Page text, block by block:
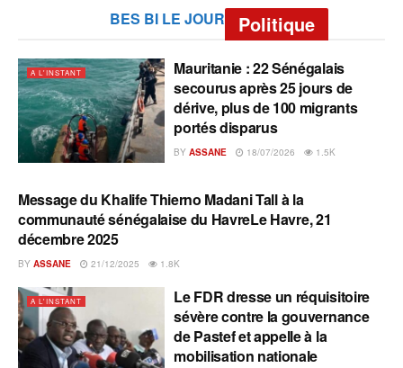
BES BI LE JOUR Politique
A L'INSTANT
Mauritanie : 22 Sénégalais
secourus après 25 jours de
dérive, plus de 100 migrants
portés disparus
BY ASSANE 18/07/2026 1.5K
A L'INSTANT
Message du Khalife Thierno Madani Tall à la
communauté sénégalaise du HavreLe Havre, 21
décembre 2025
BY ASSANE 21/12/2025 1.8K
A L'INSTANT
Le FDR dresse un réquisitoire
sévère contre la gouvernance
de Pastef et appelle à la
mobilisation nationale